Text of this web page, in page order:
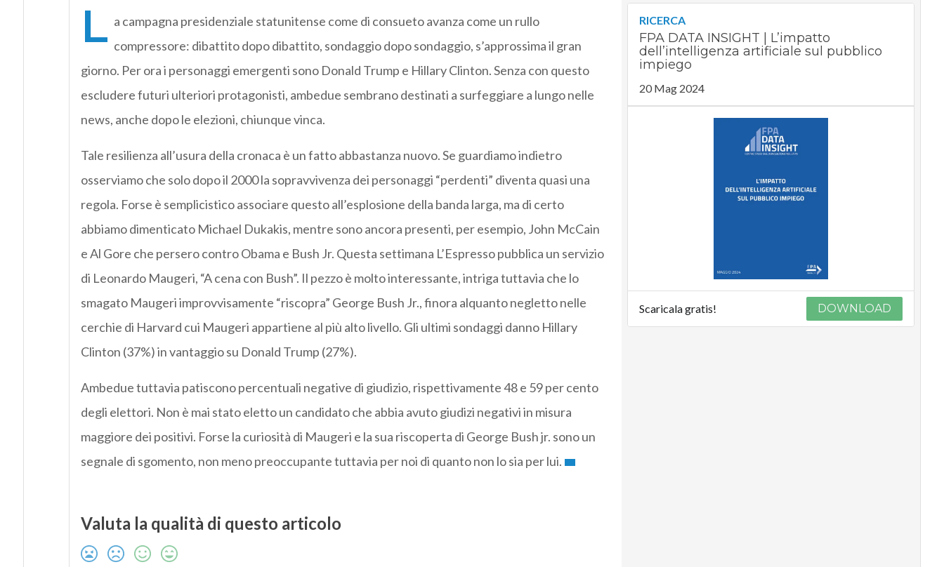
L a campagna presidenziale statunitense come di consueto avanza come un rullo
compressore: dibattito dopo dibattito, sondaggio dopo sondaggio, s’approssima il gran
giorno. Per ora i personaggi emergenti sono Donald Trump e Hillary Clinton. Senza con questo
escludere futuri ulteriori protagonisti, ambedue sembrano destinati a surfeggiare a lungo nelle
news, anche dopo le elezioni, chiunque vinca.
Tale resilienza all’usura della cronaca è un fatto abbastanza nuovo. Se guardiamo indietro
osserviamo che solo dopo il 2000 la sopravvivenza dei personaggi “perdenti” diventa quasi una
regola. Forse è semplicistico associare questo all’esplosione della banda larga, ma di certo
abbiamo dimenticato Michael Dukakis, mentre sono ancora presenti, per esempio, John McCain
e Al Gore che persero contro Obama e Bush Jr. Questa settimana L’Espresso pubblica un servizio
di Leonardo Maugeri, “A cena con Bush”. Il pezzo è molto interessante, intriga tuttavia che lo
smagato Maugeri improvvisamente “riscopra” George Bush Jr., finora alquanto negletto nelle
cerchie di Harvard cui Maugeri appartiene al più alto livello. Gli ultimi sondaggi danno Hillary
Clinton (37%) in vantaggio su Donald Trump (27%).
Ambedue tuttavia patiscono percentuali negative di giudizio, rispettivamente 48 e 59 per cento
degli elettori. Non è mai stato eletto un candidato che abbia avuto giudizi negativi in misura
maggiore dei positivi. Forse la curiosità di Maugeri e la sua riscoperta di George Bush jr. sono un
segnale di sgomento, non meno preoccupante tuttavia per noi di quanto non lo sia per lui.
Valuta la qualità di questo articolo
RICERCA
FPA DATA INSIGHT | L’impatto
dell’intelligenza artificiale sul pubblico
impiego
20 Mag 2024
Scaricala gratis! DOWNLOAD